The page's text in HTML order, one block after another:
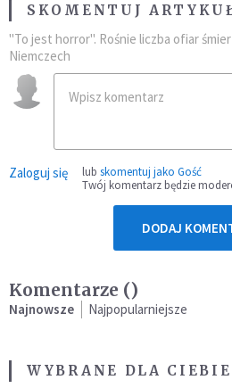
SKOMENTUJ
"To jest horror". Rośnie liczba ofiar
Niemczech
Zaloguj się lub skomentuj jako Gość
Twój komentarz będzie
DODAJ
Komentarze ()
Najnowsze Najpopularniejsze
WYBRANE DLA CIEBIE